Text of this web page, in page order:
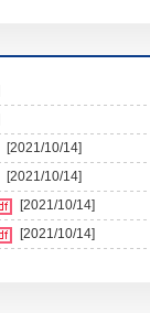
[2021/10/14]
[2021/10/14]
[2021/10/14]
[2021/10/14]